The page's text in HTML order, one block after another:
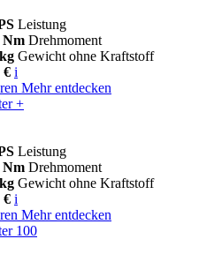
Leistung
Nm Drehmoment
Gewicht ohne Kraftstoff
€ i
Mehr entdecken
+
Leistung
Nm Drehmoment
Gewicht ohne Kraftstoff
€ i
Mehr entdecken
100